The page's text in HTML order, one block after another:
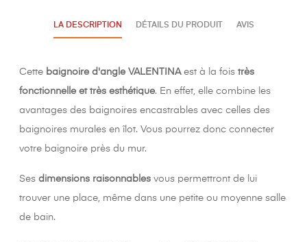
LA DESCRIPTION DÉTAILS DU PRODUIT AVIS
Cette baignoire d'angle VALENTINAest à la fois très
fonctionnelle et très esthétique. En effet, elle combine les
avantages des baignoires encastrables avec celles des
baignoires murales en îlot. Vous pourrez donc connecter
votre baignoire près du mur.
Ses dimensions raisonnables vous permettront de lui
trouver une place, même dans une petite ou moyenne salle
de bain.